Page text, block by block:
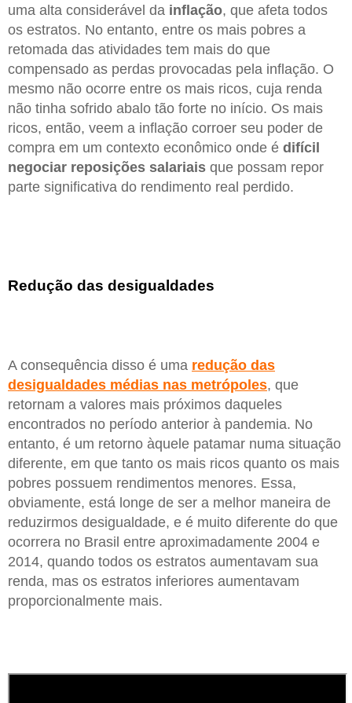
uma alta considerável da inflação, que afeta todos
os estratos. No entanto, entre os mais pobres a
retomada das atividades tem mais do que
compensado as perdas provocadas pela inflação. O
mesmo não ocorre entre os mais ricos, cuja renda
não tinha sofrido abalo tão forte no início. Os mais
ricos, então, veem a inflação corroer seu poder de
compra em um contexto econômico onde é difícil
negociar reposições salariais que possam repor
parte significativa do rendimento real perdido.
Redução das desigualdades
A consequência disso é uma redução das
desigualdades médias nas metrópoles, que
retornam a valores mais próximos daqueles
encontrados no período anterior à pandemia. No
entanto, é um retorno àquele patamar numa situação
diferente, em que tanto os mais ricos quanto os mais
pobres possuem rendimentos menores. Essa,
obviamente, está longe de ser a melhor maneira de
reduzirmos desigualdade, e é muito diferente do que
ocorrera no Brasil entre aproximadamente 2004 e
2014, quando todos os estratos aumentavam sua
renda, mas os estratos inferiores aumentavam
proporcionalmente mais.